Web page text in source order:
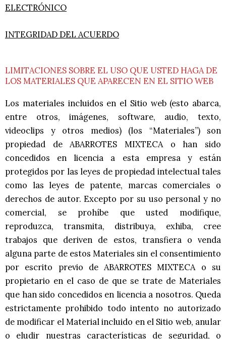
ELECTRÓNICO
INTEGRIDAD DEL ACUERDO
LIMITACIONES SOBRE EL USO QUE USTED HAGA DE
LOS MATERIALES QUE APARECEN EN EL SITIO WEB
Los materiales incluidos en el Sitio web (esto abarca,
entre otros, imágenes, software, audio, texto,
videoclips y otros medios) (los “Materiales”) son
propiedad de ABARROTES MIXTECA o han sido
concedidos en licencia a esta empresa y están
protegidos por las leyes de propiedad intelectual tales
como las leyes de patente, marcas comerciales o
derechos de autor. Excepto por su uso personal y no
comercial, se prohíbe que usted modifique,
reproduzca, transmita, distribuya, exhiba, cree
trabajos que deriven de estos, transfiera o venda
alguna parte de estos Materiales sin el consentimiento
por escrito previo de ABARROTES MIXTECA o su
propietario en el caso de que se trate de Materiales
que han sido concedidos en licencia a nosotros. Queda
estrictamente prohibido todo intento no autorizado
de modificar el Material incluido en el Sitio web, anular
o eludir nuestras características de seguridad, o